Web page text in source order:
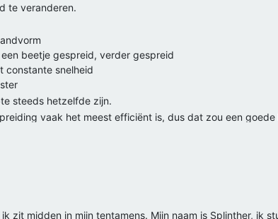
te veranderen.
beetje gespreid, verder gespreid
constante snelheid
steeds hetzelfde zijn.
vaak het meest efficiënt is, dus dat zou een
zit midden in mijn tentamens. Mijn naam is Splinther, ik